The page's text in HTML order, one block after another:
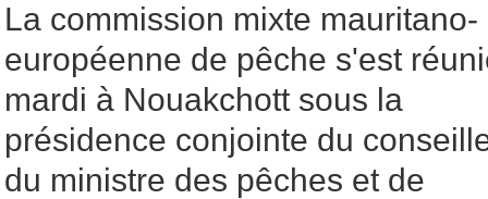
La commission mixte mauritano-
européenne de pêche s'est
mardi à Nouakchott sous la
présidence conjointe du
du ministre des pêches et de